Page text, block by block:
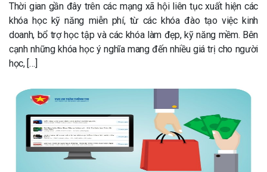
Thời gian gần đây trên các mạng xã hội liên tục xuất hiện các
khóa học kỹ năng miễn phí, từ các khóa đào tạo việc kinh
doanh, bổ trợ học tập và các khóa làm đẹp, kỹ năng mềm. Bên
cạnh những khóa học ý nghĩa mang đến nhiều giá trị cho người
học, […]